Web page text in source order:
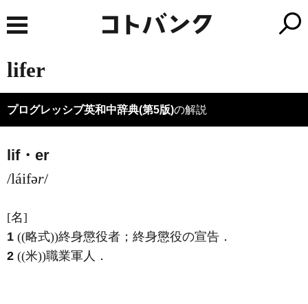
lifer
プログレッシブ英和中辞典(第5版)の解説
lif・er
/láifər/
[名]
1 ((略式))終身懲役者；終身懲役の宣告 ．
2 ((米))職業軍人 ．